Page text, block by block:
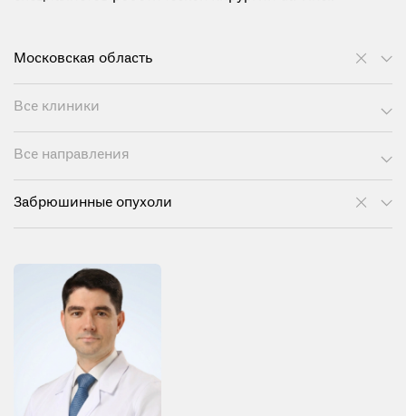
Московская область
Все клиники
Все направления
Забрюшинные опухоли